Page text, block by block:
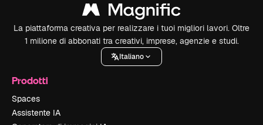
La piattaforma creativa per realizzare i tuoi migliori lavori. Oltre
1 milione di abbonati tra creativi, imprese, agenzie e studi.
Italiano
Prodotti
Spaces
Assistente IA